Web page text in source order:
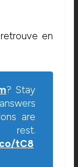
en
? Stay
are
tC8